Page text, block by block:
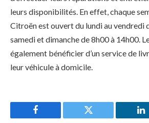
leurs disponibilités. En effet, chaque
Citroën est ouvert du lundi au vendredi
samedi et dimanche de 8h00 à 14h00.
également bénéficier d’un service de
leur véhicule à domicile.
Facebook Twitter